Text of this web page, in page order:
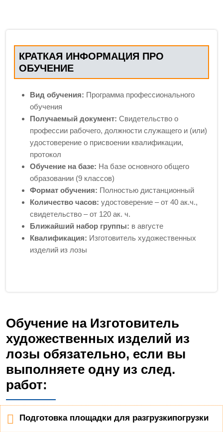
КРАТКАЯ ИНФОРМАЦИЯ ПРО
ОБУЧЕНИЕ
Вид обучения: Программа профессионального
обучения
Получаемый документ: Свидетельство о
профессии рабочего, должности служащего и (или)
удостоверение о присвоении квалификации,
протокол
Обучение на базе: На базе основного общего
образовании (9 классов)
Формат обучения: Полностью дистанционный
Количество часов: удостоверение – от 40 ак.ч.,
свидетельство – от 120 ак. ч.
Ближайший набор группы: в августе
Квалификация: Изготовитель художественных
изделий из лозы
Обучение на Изготовитель
художественных изделий из
лозы обязательно, если вы
выполняете одну из след.
работ:
Подготовка площадки для разгрузкипогрузки